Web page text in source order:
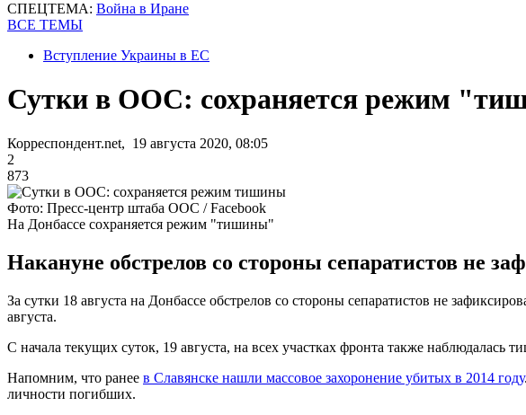
СПЕЦТЕМА: Война в Иране
ВСЕ ТЕМЫ
Вступление Украины в ЕС
Сутки в ООС: сохраняется режим
Корреспондент.net, 19 августа 2020, 08:05
2
873
Фото: Пресс-центр штаба ООС / Facebook
На Донбассе сохраняется режим "тишины"
Накануне обстрелов со стороны сепаратистов не
За сутки 18 августа на Донбассе обстрелов со стороны сепаратистов не
августа.
С начала текущих суток, 19 августа, на всех участках фронта также
Напомним, что ранее в Славянске нашли массовое захоронение убитых в 2014 году
личности погибших.